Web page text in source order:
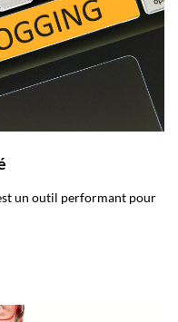
un outil performant pour